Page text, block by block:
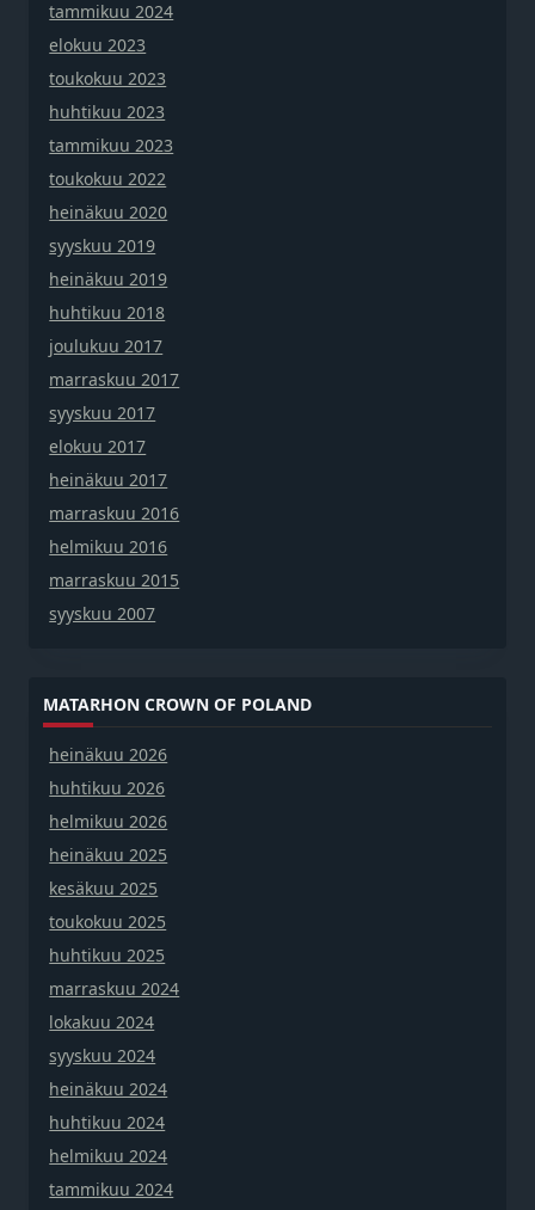
tammikuu 2024
elokuu 2023
toukokuu 2023
huhtikuu 2023
tammikuu 2023
toukokuu 2022
heinäkuu 2020
syyskuu 2019
heinäkuu 2019
huhtikuu 2018
joulukuu 2017
marraskuu 2017
syyskuu 2017
elokuu 2017
heinäkuu 2017
marraskuu 2016
helmikuu 2016
marraskuu 2015
syyskuu 2007
MATARHON CROWN OF POLAND
heinäkuu 2026
huhtikuu 2026
helmikuu 2026
heinäkuu 2025
kesäkuu 2025
toukokuu 2025
huhtikuu 2025
marraskuu 2024
lokakuu 2024
syyskuu 2024
heinäkuu 2024
huhtikuu 2024
helmikuu 2024
tammikuu 2024